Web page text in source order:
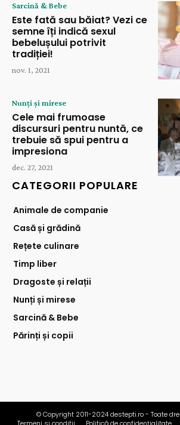
Sarcină & Bebe
Este fată sau băiat? Vezi ce
semne îți indică sexul
bebelușului potrivit
tradiției!
nov. 1, 2021
Nunți și mirese
Cele mai frumoase
discursuri pentru nuntă, ce
trebuie să spui pentru a
impresiona
dec. 27, 2021
CATEGORII POPULARE
Animale de companie
Casă și grădină
Rețete culinare
Timp liber
Dragoste și relații
Nunți și mirese
Sarcină & Bebe
Părinți și copii
© Copyright 2011-2024 destepti.ro - Toate